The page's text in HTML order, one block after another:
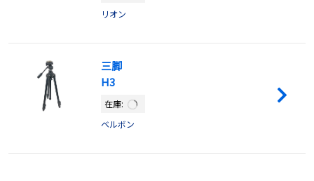
リオン
三脚
H3
在庫:
ベルボン